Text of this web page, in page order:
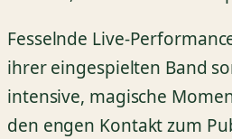
Fesselnde Live-
ihrer eingespielten Band
intensive, magische
den engen Kontakt zum